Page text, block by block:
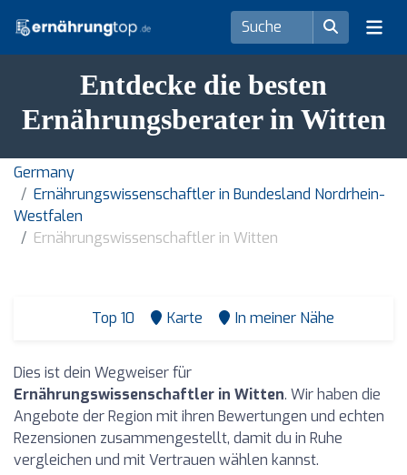
Entdecke die besten
Ernährungsberater in Witten
Germany
Ernährungswissenschaftler in Bundesland Nordrhein-
Westfalen
Ernährungswissenschaftler in Witten
Top 10 Karte In meiner Nähe
Dies ist dein Wegweiser für
Ernährungswissenschaftler in Witten. Wir haben die
Angebote der Region mit ihren Bewertungen und echten
Rezensionen zusammengestellt, damit du in Ruhe
vergleichen und mit Vertrauen wählen kannst.